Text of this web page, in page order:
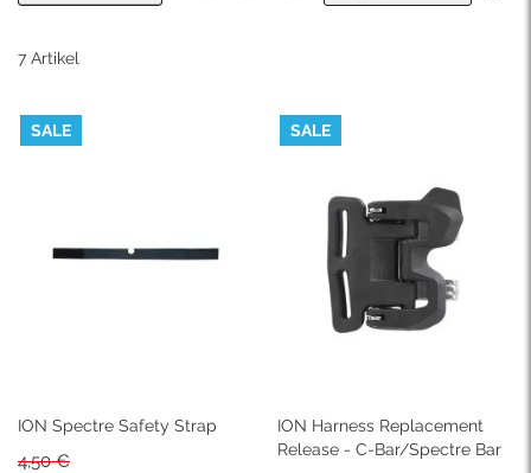
7 Artikel
SALE
ION Spectre Safety Strap
4,50 €
SALE
ION Harness Replacement
Release - C-Bar/Spectre Bar